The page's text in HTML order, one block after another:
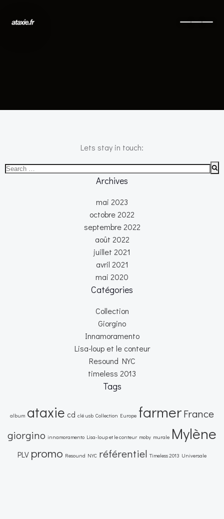
Lets stay in touch:
Search
Archives
mai 2023
octobre 2022
septembre 2022
août 2022
juillet 2021
avril 2021
mai 2020
Catégories
Collection
Giorgino
Innamoramento
Lisa-loup et le conteur
Resound NYC
timeless 2013
Tags
album ataxie cd clé usb Collection Europe farmerFrance
giorgino innamoramento Lisa-loup et le conteur moby murale Mylène
PLV promo Resound NYC référentiel Timeless 2013 Universale